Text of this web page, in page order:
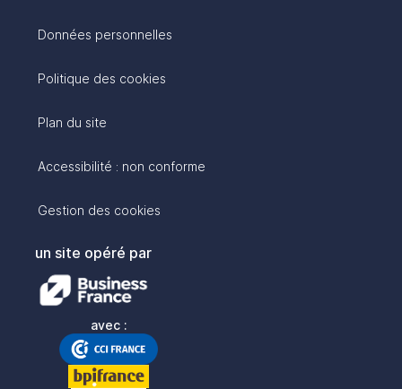
Données personnelles
Politique des cookies
Plan du site
Accessibilité : non conforme
Gestion des cookies
un site opéré par
avec :